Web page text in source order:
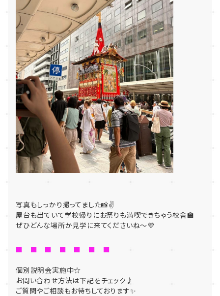
写真もしっかり撮ってました📸✌
屋台も出ていて学校帰りにお祭りも満喫できちゃう校舎🏫
ぜひどんな場所か見学に来てくださいね〜💜
■ ■ ■ ■ ■ ■ ■
個別説明会実施中☆
お問い合わせ方法は下記をチェック♪
ご質問やご相談もお待ちしております✨